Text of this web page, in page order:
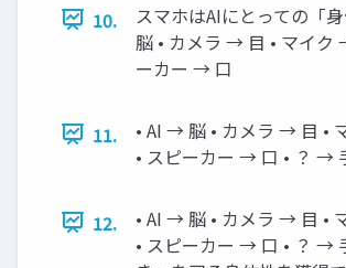
10.
スマホはAIにとっての「
脳 • カメラ → 目 • マイク
ーカー → 口
11.
• AI → 脳 • カメラ → 目 •
• スピーカー → 口 • ？ →
12.
• AI → 脳 • カメラ → 目 •
• スピーカー → 口 • ？ →